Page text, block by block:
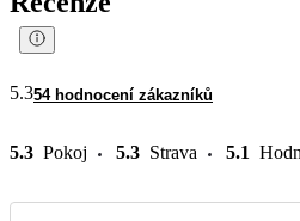
5.354 hodnocení zákazníků
5.3 Pokoj 5.3 Strava 5.1